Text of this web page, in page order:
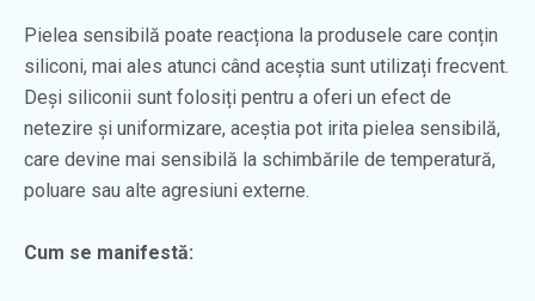
Pielea sensibilă poate reacționa la produsele care conțin
siliconi, mai ales atunci când aceștia sunt utilizați frecvent.
Deși siliconii sunt folosiți pentru a oferi un efect de
netezire și uniformizare, aceștia pot irita pielea sensibilă,
care devine mai sensibilă la schimbările de temperatură,
poluare sau alte agresiuni externe.
Cum se manifestă: